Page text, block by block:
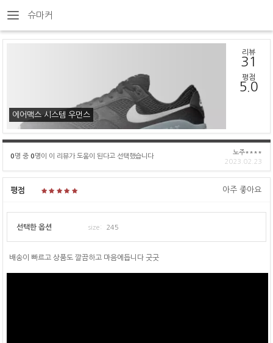
슈마커
에어맥스 시스템 우먼스
리뷰
31
평점
5.0
0명 중 0명이 이 리뷰가 도움이 된다고 선택했습니다
노주****
2023.02.23
평점 아주 좋아요
선택한 옵션 size: 245
배송이 빠르고 상품도 깔끔하고 마음에듭니다 굿굿